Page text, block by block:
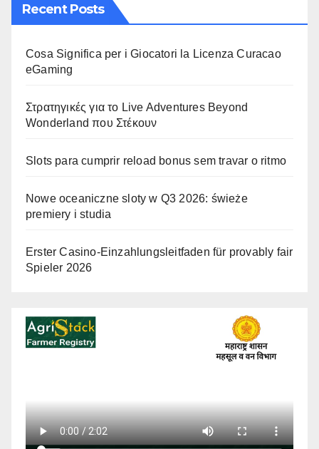
Recent Posts
Cosa Significa per i Giocatori la Licenza Curacao
eGaming
Στρατηγικές για το Live Adventures Beyond
Wonderland που Στέκουν
Slots para cumprir reload bonus sem travar o ritmo
Nowe oceaniczne sloty w Q3 2026: świeże
premiery i studia
Erster Casino-Einzahlungsleitfaden für provably fair
Spieler 2026